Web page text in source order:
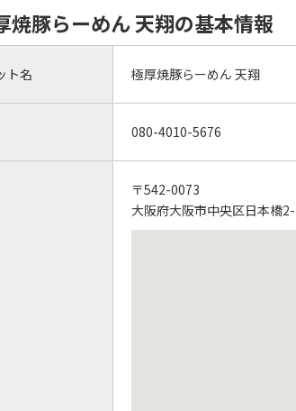
焼豚らーめん 天翔の基本情報
ト名 極厚焼豚らーめん 天翔
080-4010-5676
〒542-0073
大阪府大阪市中央区日本橋